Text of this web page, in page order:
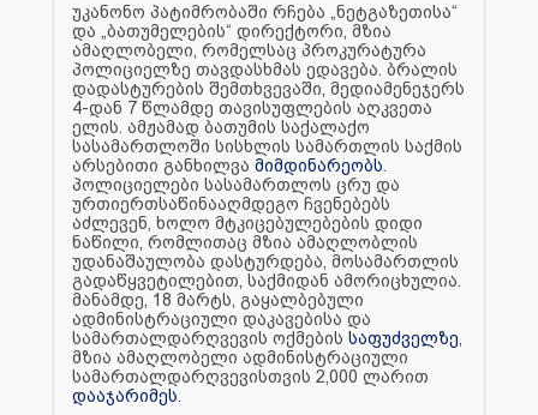
უკანონო პატიმრობაში რჩება „ნეტგაზეთისა“
და „ბათუმელების“ დირექტორი, მზია
ამაღლობელი, რომელსაც პროკურატურა
პოლიციელზე თავდასხმას ედავება. ბრალის
დადასტურების შემთხვევაში, მედიამენეჯერს
4-დან 7 წლამდე თავისუფლების აღკვეთა
ელის. ამჟამად ბათუმის საქალაქო
სასამართლოში სისხლის სამართლის საქმის
არსებითი განხილვა მიმდინარეობს
პოლიციელები სასამართლოს ცრუ და
ურთიერთსაწინააღმდეგო ჩვენებებს
აძლევენ, ხოლო მტკიცებულებების დიდი
ნაწილი, რომლითაც მზია ამაღლობლის
უდანაშაულობა დასტურდება, მოსამართლის
გადაწყვეტილებით, საქმიდან ამორიცხულია.
მანამდე, 18 მარტს, გაყალბებული
ადმინისტრაციული დაკავებისა და
სამართალდარღვევის ოქმების საფუძველზე
მზია ამაღლობელი ადმინისტრაციული
სამართალდარღვევისთვის 2,000 ლარით
დააჯარიმეს